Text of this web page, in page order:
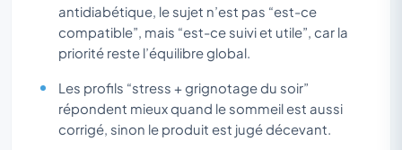
antidiabétique, le sujet n’est pas “est-ce
compatible”, mais “est-ce suivi et utile”, car la
priorité reste l’équilibre global.
Les profils “stress + grignotage du soir”
répondent mieux quand le sommeil est aussi
corrigé, sinon le produit est jugé décevant.